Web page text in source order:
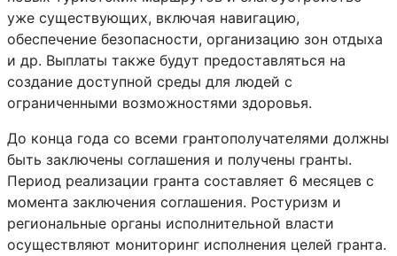
уже существующих, включая навигацию,
обеспечение безопасности, организацию зон отдыха
и др. Выплаты также будут предоставляться на
создание доступной среды для людей с
ограниченными возможностями здоровья.
До конца года со всеми грантополучателями должны
быть заключены соглашения и получены гранты.
Период реализации гранта составляет 6 месяцев с
момента заключения соглашения. Ростуризм и
региональные органы исполнительной власти
осуществляют мониторинг исполнения целей гранта.